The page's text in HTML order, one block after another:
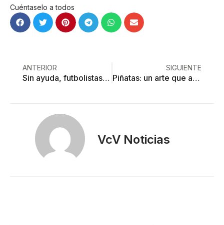
Cuéntaselo a todos
ANTERIOR
Sin ayuda, futbolistas toluqueños varados en Perú
SIGUIENTE
Piñatas: un arte que apenas sobrevive
VcV Noticias